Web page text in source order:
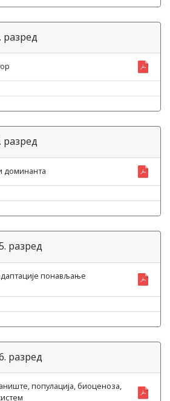
доминанта
разред
понављање
разред
популација, биоценоза,